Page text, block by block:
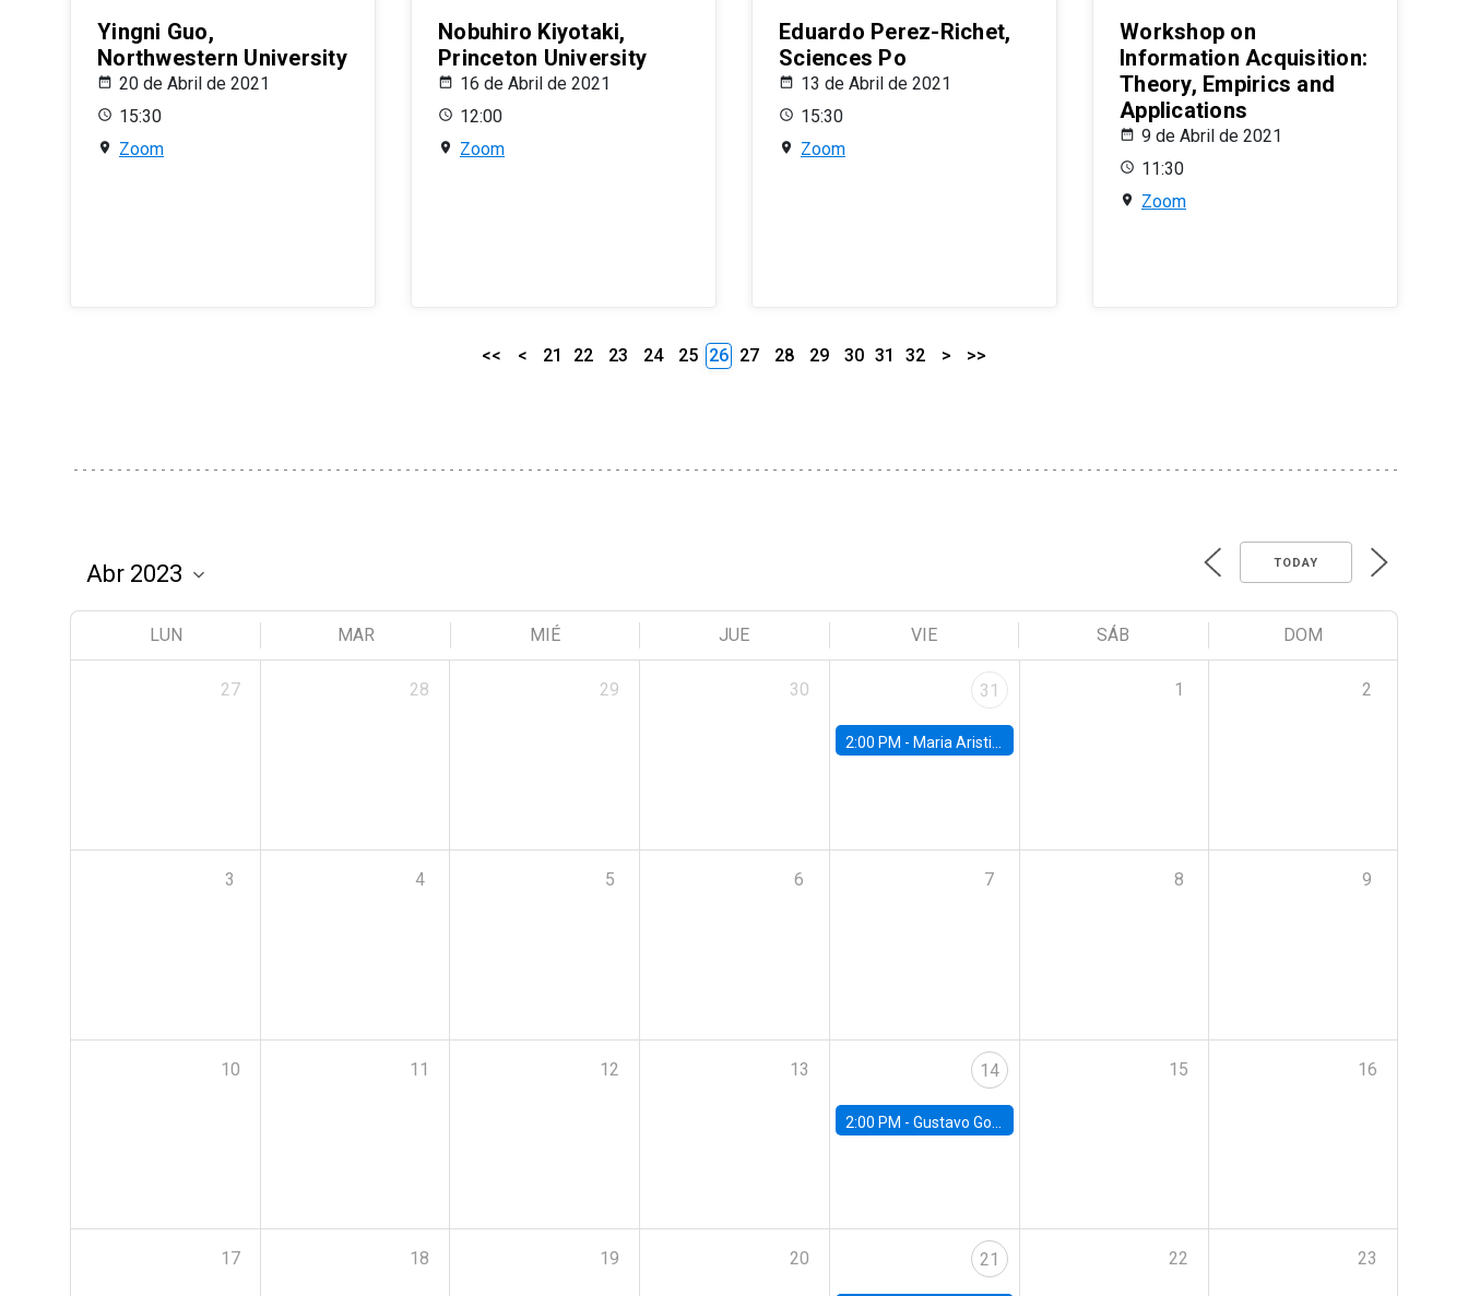
Yingni Guo,
Northwestern University
20 de Abril de 2021
15:30
Zoom
Nobuhiro Kiyotaki,
Princeton University
16 de Abril de 2021
12:00
Zoom
Eduardo Perez-Richet,
Sciences Po
13 de Abril de 2021
15:30
Zoom
Workshop on
Information Acquisition:
Theory, Empirics and
Applications
9 de Abril de 2021
11:30
Zoom
<< < 21 22 23 24 25 26 27 28 29 30 31 32 > >>
TODAY
LUN MAR MIÉ JUE VIE SÁB DOM
27 28 29 30 31
2:00 PM - Maria Aristizabal-Ramirez, FED Board
1 2
3 4 5 6 7 8 9
10 11 12 13 14
2:00 PM - Gustavo González - Banco Central de Chile
15 16
17 18 19 20 21 22 23